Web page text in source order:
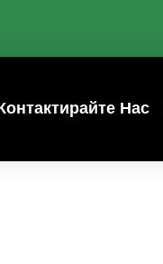
Нас